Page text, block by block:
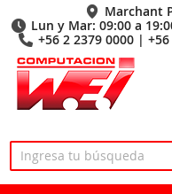
Marchant
Lun y Mar: 09:00 a
+56 2 2379 0000 |